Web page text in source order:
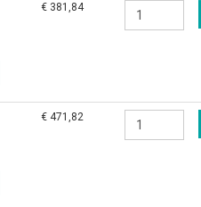
€ 381,84
€ 471,82